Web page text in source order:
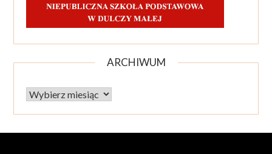
ARCHIWUM
Archiwum